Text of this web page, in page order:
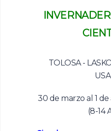
TOLOSA -
30 de marzo al 1 de
(8-14